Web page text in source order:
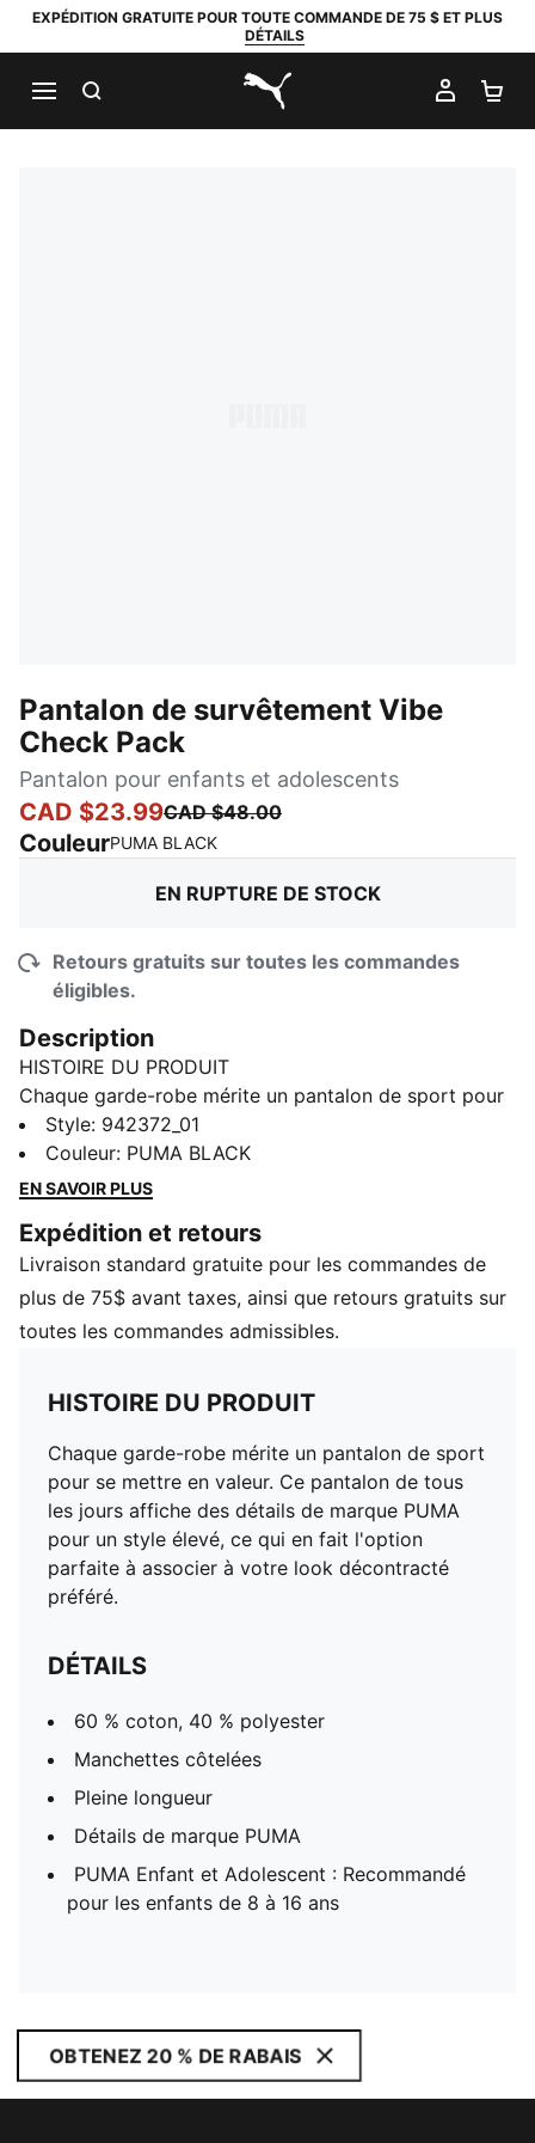
EXPÉDITION GRATUITE POUR TOUTE COMMANDE DE 75 $ ET PLUS
DÉTAILS
PUMA.com
MON
Pantalon de survêtement Vibe
Check Pack
Pantalon pour enfants et adolescents
CAD $23.99CAD $48.00
CouleurPUMA BLACK:
EN RUPTURE DE STOCK
Retours gratuits sur toutes les commandes
éligibles.
Description
HISTOIRE DU PRODUIT
Chaque garde-robe mérite un pantalon de sport pour
se mettre en valeur. Ce pantalon de tous les jours
affiche des détails de marque PUMA pour un style
élevé, ce qui en fait l'option parfaite à associer à votre
DÉTAILS
60 % coton, 40 % polyester
Manchettes côtelées
Pleine longueur
enfants de 8 à 16 ans
Style: 942372_01
Couleur: PUMA BLACK
EN SAVOIR PLUS
Expédition et retours
Livraison standard gratuite pour les commandes de
plus de 75$ avant taxes, ainsi que retours gratuits sur
toutes les commandes admissibles.
HISTOIRE DU PRODUIT
Chaque garde-robe mérite un pantalon de sport
pour se mettre en valeur. Ce pantalon de tous
les jours affiche des détails de marque PUMA
pour un style élevé, ce qui en fait l'option
parfaite à associer à votre look décontracté
préféré.
DÉTAILS
60 % coton, 40 % polyester
Manchettes côtelées
Pleine longueur
Détails de marque PUMA
PUMA Enfant et Adolescent : Recommandé
pour les enfants de 8 à 16 ans
OBTENEZ 20 % DE RABAIS